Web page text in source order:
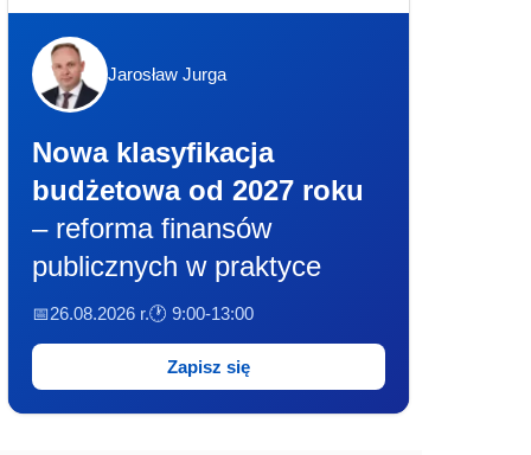
Jarosław Jurga
Nowa klasyfikacja
budżetowa od 2027 roku
– reforma finansów
publicznych w praktyce
📅26.08.2026 r.🕐 9:00-13:00
Zapisz się